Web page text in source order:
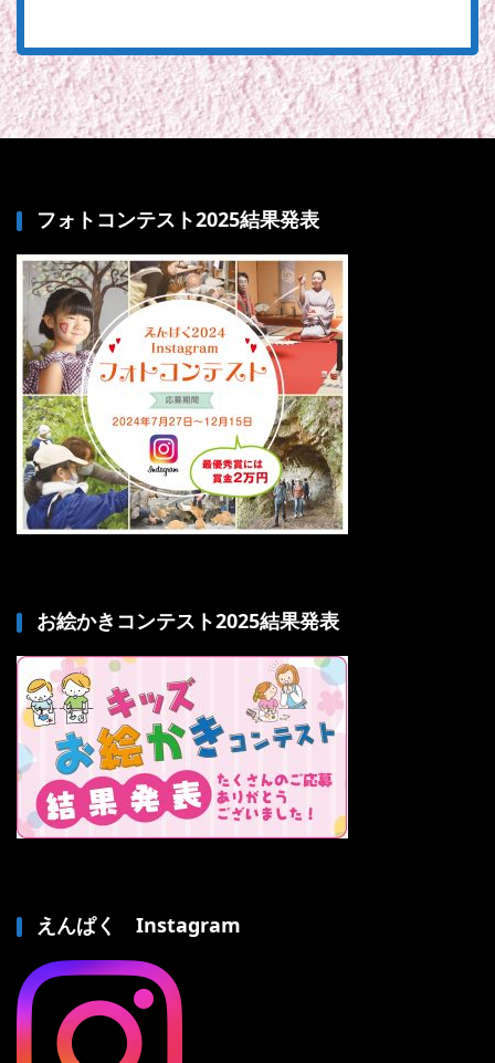
フォトコンテスト2025結果発表
お絵かきコンテスト2025結果発表
えんぱく Instagram